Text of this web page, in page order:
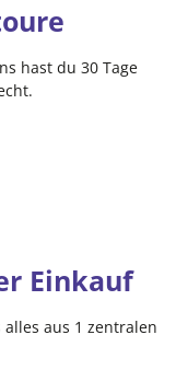
hast du 30 Tage
Einkauf
aus 1 zentralen